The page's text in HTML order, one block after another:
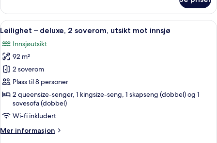
1
soverom
(Terrace
Level
#1201B)
Åpne
alle
bildene
av
Leilighet
–
deluxe,
soverom,
utsikt
mot
2
Leilighet – deluxe, 2 soverom, utsikt mot innsjø
Innsjøutsikt
92 m²
2 soverom
Plass til 8 personer
2 queensize-senger, 1 kingsize-seng, 1 skapseng (dobbel) og 1
sovesofa (dobbel)
Wi-fi inkludert
Mer informasjon
Mer